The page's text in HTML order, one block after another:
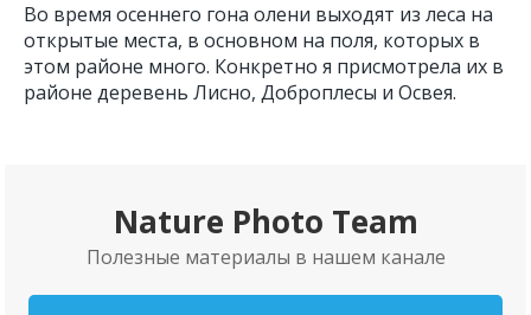
Во время осеннего гона олени выходят из леса на
открытые места, в основном на поля, которых в
этом районе много. Конкретно я присмотрела их в
районе деревень Лисно, Доброплесы и Освея.
Nature Photo Team
Полезные материалы в нашем канале